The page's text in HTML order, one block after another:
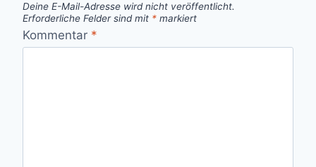
Deine E-Mail-Adresse wird nicht veröffentlicht.
Erforderliche Felder sind mit * markiert
Kommentar *